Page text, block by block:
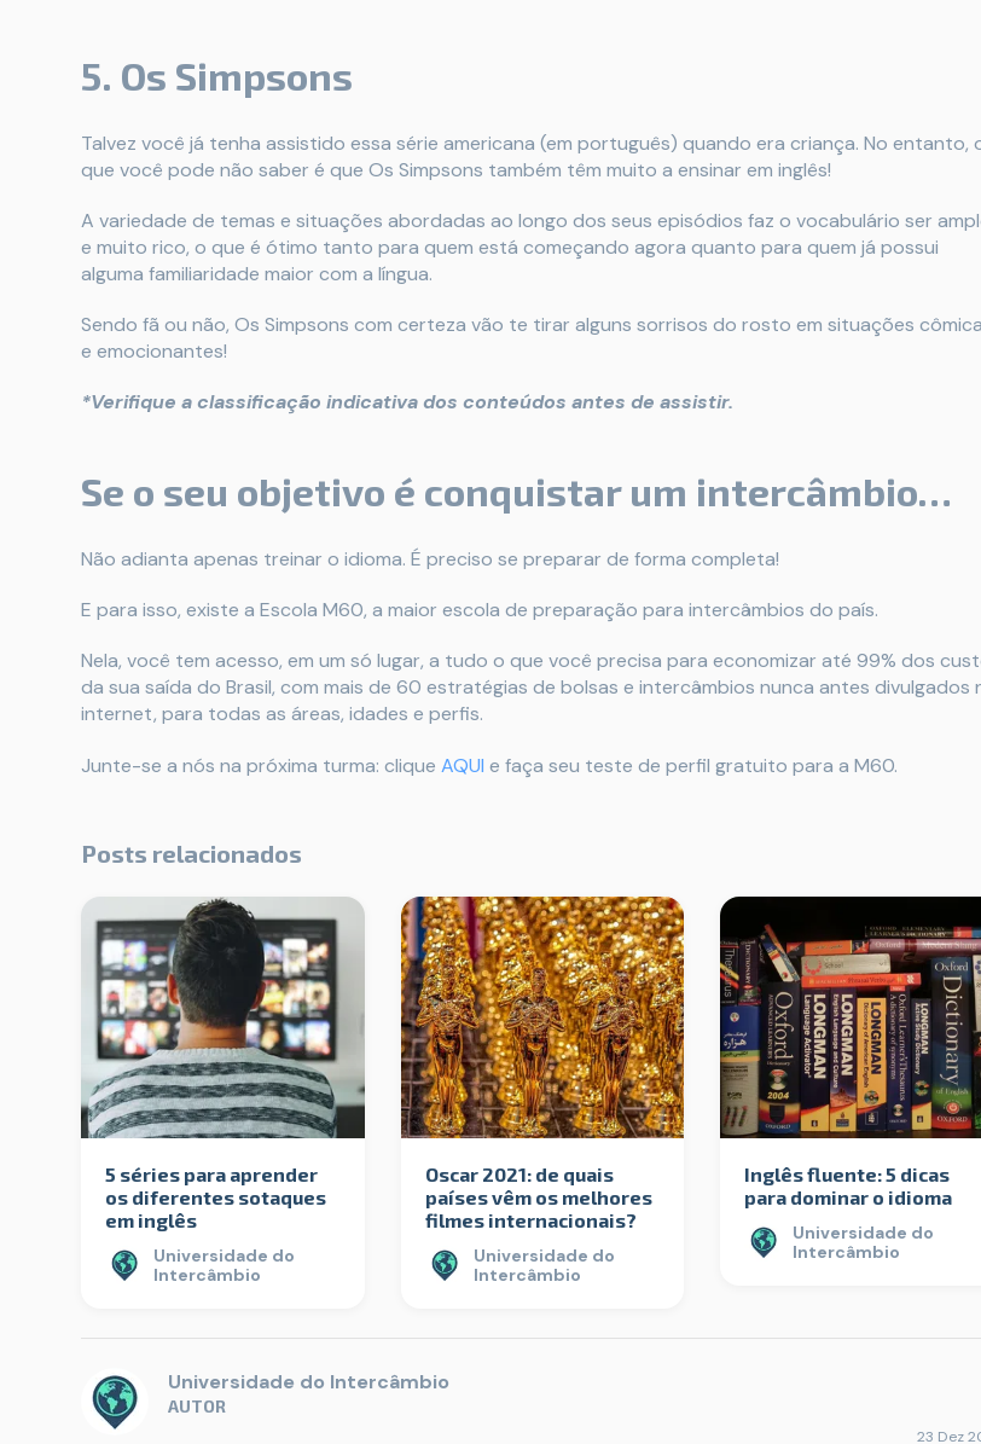
5. Os Simpsons
Talvez você já tenha assistido essa série americana (em português) quando era criança. No entanto,
que você pode não saber é que Os Simpsons também têm muito a ensinar em inglês!
A variedade de temas e situações abordadas ao longo dos seus episódios faz o vocabulário ser
e muito rico, o que é ótimo tanto para quem está começando agora quanto para quem já possui
alguma familiaridade maior com a língua.
Sendo fã ou não, Os Simpsons com certeza vão te tirar alguns sorrisos do rosto em situações
e emocionantes!
*Verifique a classificação indicativa dos conteúdos antes de assistir.
Se o seu objetivo é conquistar um intercâmbio…
Não adianta apenas treinar o idioma. É preciso se preparar de forma completa!
E para isso, existe a Escola M60, a maior escola de preparação para intercâmbios do país.
Nela, você tem acesso, em um só lugar, a tudo o que você precisa para economizar até 99% dos
da sua saída do Brasil, com mais de 60 estratégias de bolsas e intercâmbios nunca antes divulgados
internet, para todas as áreas, idades e perfis.
Junte-se a nós na próxima turma: clique AQUI e faça seu teste de perfil gratuito para a M60.
Posts relacionados
5 séries para aprender
os diferentes sotaques
em inglês
Universidade do
Intercâmbio
Oscar 2021: de quais
países vêm os melhores
filmes internacionais?
Universidade do
Intercâmbio
Inglês fluente: 5 dicas
para dominar o idioma
Universidade do
Intercâmbio
Universidade do Intercâmbio
AUTOR
23 Dez